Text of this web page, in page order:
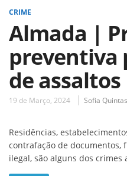
CRIME
Almada |
preventiva
de assaltos
19 de Março, 2024 Sofia Quintas
Residências,
contrafação de documentos,
ilegal, são alguns dos crimes